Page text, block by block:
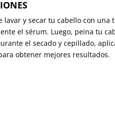
lavar y secar tu cabello con una
el sérum. Luego, peina tu
el secado y cepillado,
obtener mejores resultados.